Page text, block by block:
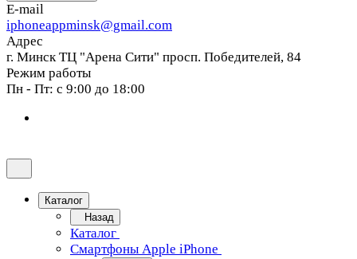
E-mail
iphoneappminsk@gmail.com
Адрес
г. Минск ТЦ "Арена Сити" просп. Победителей, 84
Режим работы
Пн - Пт: с 9:00 до 18:00
Каталог
Назад
Каталог
Смартфоны Apple iPhone